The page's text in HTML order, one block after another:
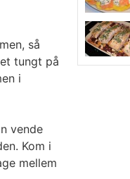
så
tungt på
i
vende
Kom i
mellem